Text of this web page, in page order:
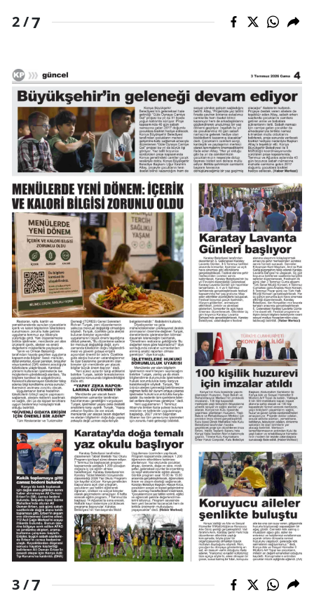
Yozgat
Aksaray
Bayburt
Karaman
Kırıkkale
Batman
Şırnak
Bartın
Ardahan
Iğdır
Yalova
Karabük
Kilis
Osmaniye
Düzce
2 /7
3 /7